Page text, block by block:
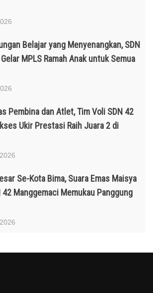
Belajar yang Menyenangkan, SDN
MPLS Ramah Anak untuk Semua
Pembina dan Atlet, Tim Voli SDN 42
Ukir Prestasi Raih Juara 2 di
Se-Kota Bima, Suara Emas Maisya
42 Manggemaci Memukau Panggung